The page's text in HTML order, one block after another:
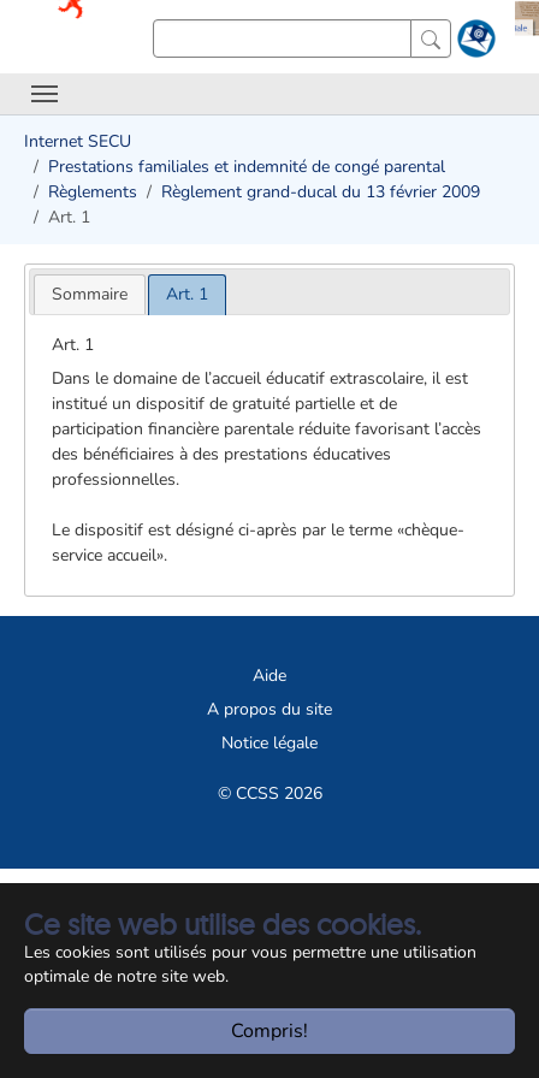
Ce site web utilise des cookies.
Les cookies sont utilisés pour vous permettre une utilisation
optimale de notre site web.
Compris!
Internet SECU
Prestations familiales et indemnité de congé parental
Règlements
Règlement grand-ducal du 13 février 2009
Art. 1
Sommaire Art. 1
Art. 1
Dans le domaine de l’accueil éducatif extrascolaire, il est
institué un dispositif de gratuité partielle et de
participation financière parentale réduite favorisant l’accès
des bénéficiaires à des prestations éducatives
professionnelles.
Le dispositif est désigné ci-après par le terme «chèque-
service accueil».
Aide
A propos du site
Notice légale
© CCSS 2026